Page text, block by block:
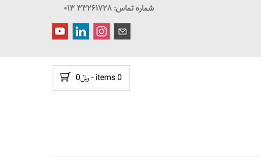
شماره تماس: ۳۳۲۶۱۷۲۸ ۰۱۳
0 items
-﷼0